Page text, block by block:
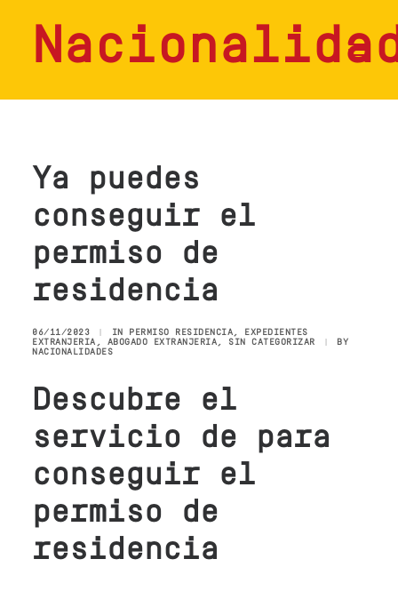
SERVICIOS
CONSULTAS
NOSOTROS
CONTACTO
BLOG
Ya puedes
conseguir el
permiso de
residencia
06/11/2023 IN PERMISO RESIDENCIA,
EXPEDIENTES
EXTRANJERIA , ABOGADO EXTRANJERIA, SIN CATEGORIZAR
BY
NACIONALIDADES
Descubre el
servicio de para
conseguir el
permiso de
residencia